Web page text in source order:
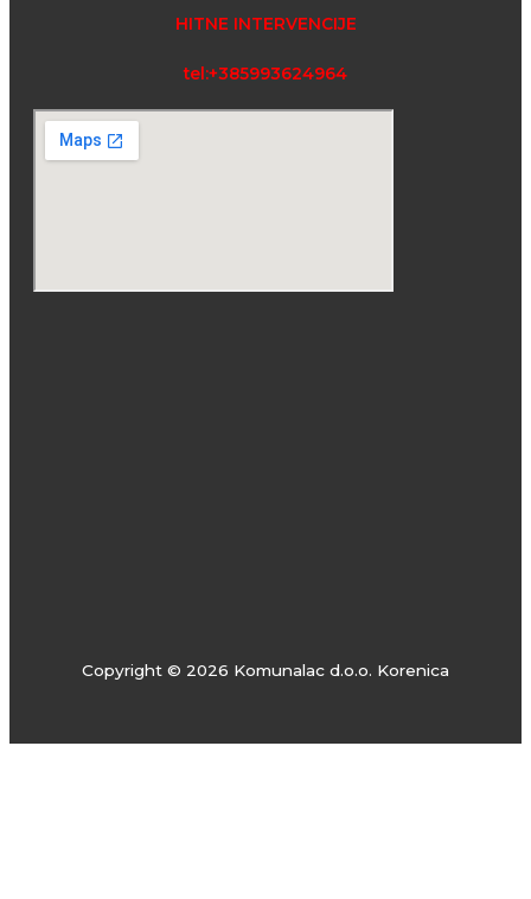
HITNE INTERVENCIJE
tel:+385993624964
Copyright © 2026 Komunalac d.o.o. Korenica